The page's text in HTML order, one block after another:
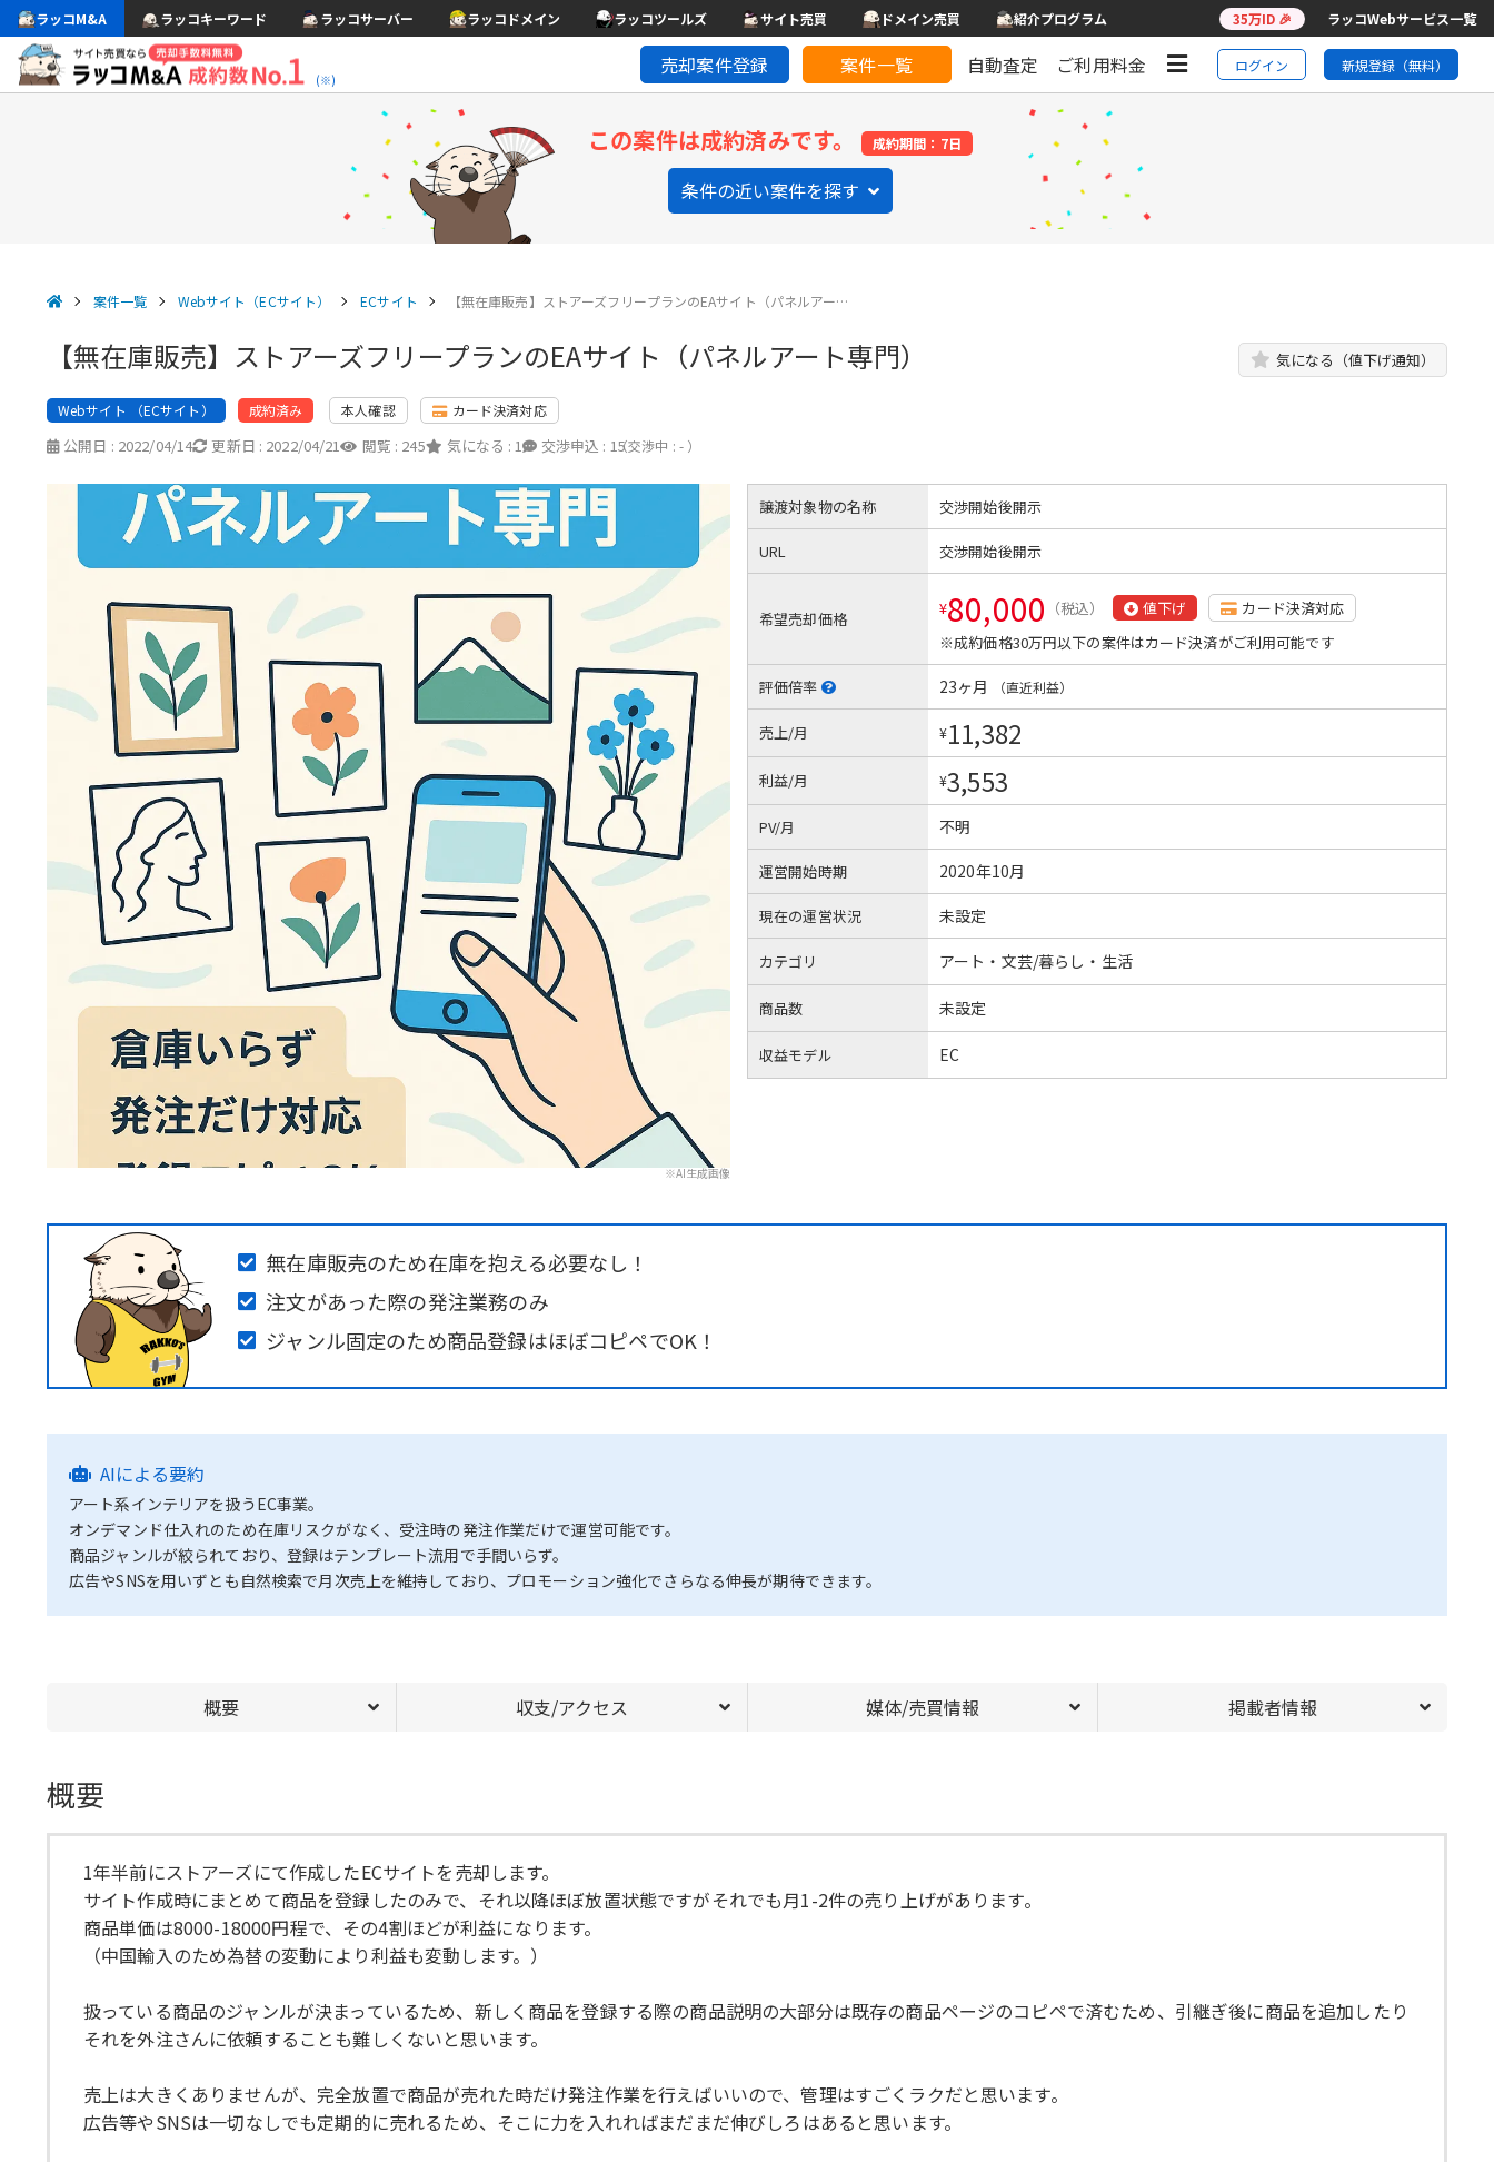
ラッコM&A ラッコキーワード ラッコサーバー ラッコドメイン ラッコツールズ サイト売買 ドメイン売買 紹介プログラム 35万ID 🎉 ラッコWebサービス一覧
(※)
売却案件登録 案件一覧 自動査定 ご利用料金 ログイン 新規登録（無料）
この案件は成約済みです。 成約期間：7日
条件の近い案件を探す
案件一覧 Webサイト（ECサイト） ECサイト 【無在庫販売】ストアーズフリープランのEAサイト（パネルアー…
【無在庫販売】ストアーズフリープランのEAサイト（パネルアート専門） 気になる（値下げ通知）
Webサイト （ECサイト） 成約済み 本人確認 カード決済対応
公開日 : 2022/04/14 更新日 : 2022/04/21 閲覧 : 245 気になる : 1 交渉申込 : 15
（交渉中 : - ）
※AI生成画像
譲渡対象物の名称 交渉開始後開示
URL 交渉開始後開示
希望売却価格 ¥80,000 （税込） 値下げ
カード決済対応
※成約価格30万円以下の案件はカード決済がご利用可能です
評価倍率 23ヶ月 （直近利益）
売上/月 ¥11,382
利益/月 ¥3,553
PV/月 不明
運営開始時期 2020年10月
現在の運営状況 未設定
カテゴリ アート・文芸/暮らし・生活
商品数 未設定
収益モデル EC
無在庫販売のため在庫を抱える必要なし！
注文があった際の発注業務のみ
ジャンル固定のため商品登録はほぼコピペでOK！
AIによる要約
アート系インテリアを扱うEC事業。
オンデマンド仕入れのため在庫リスクがなく、受注時の発注作業だけで運営可能です。
商品ジャンルが絞られており、登録はテンプレート流用で手間いらず。
広告やSNSを用いずとも自然検索で月次売上を維持しており、プロモーション強化でさらなる伸長が期待できます。
概要 収支/アクセス 媒体/売買情報 掲載者情報
概要
1年半前にストアーズにて作成したECサイトを売却します。
サイト作成時にまとめて商品を登録したのみで、それ以降ほぼ放置状態ですがそれでも月1-2件の売り上げがあります。
商品単価は8000-18000円程で、その4割ほどが利益になります。
（中国輸入のため為替の変動により利益も変動します。）
扱っている商品のジャンルが決まっているため、新しく商品を登録する際の商品説明の大部分は既存の商品ページのコピペで済むため、引継ぎ後に商品を追加したり
それを外注さんに依頼することも難しくないと思います。
売上は大きくありませんが、完全放置で商品が売れた時だけ発注作業を行えばいいので、管理はすごくラクだと思います。
広告等やSNSは一切なしでも定期的に売れるため、そこに力を入れればまだまだ伸びしろはあると思います。